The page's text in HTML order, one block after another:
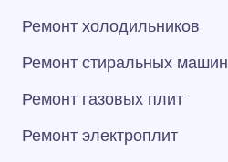
Ремонт холодильников
Ремонт стиральных машин
Ремонт газовых плит
Ремонт электроплит